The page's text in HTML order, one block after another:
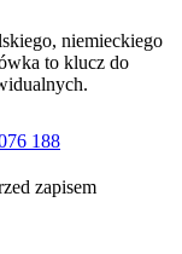
niemieckiego
to klucz do
188
zapisem